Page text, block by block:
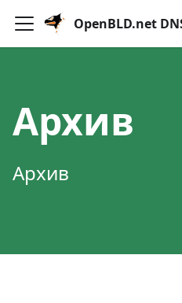
OpenBLD.net
Архив
Архив